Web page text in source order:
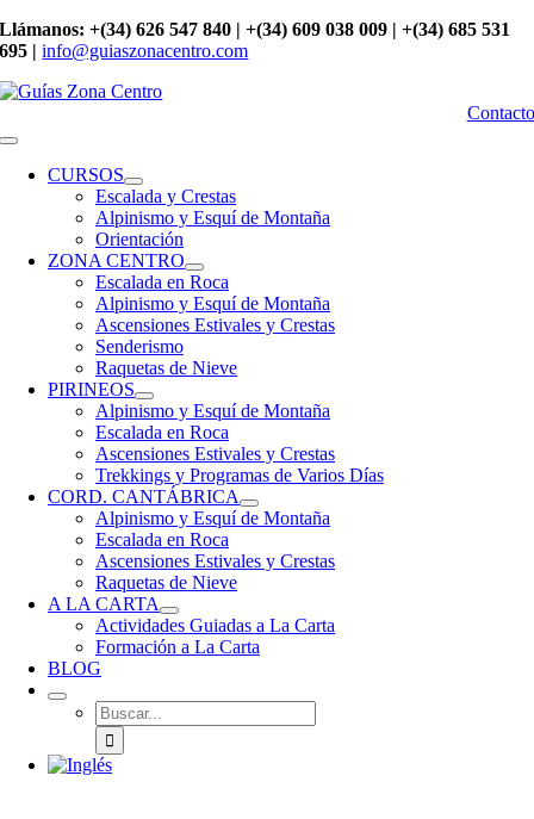
Saltar
al
Llámanos: +(34) 626 547 840 | +(34) 609 038 009 | +(34) 685 531
695 | info@guiaszonacentro.com
Contacto
Toggle
NavigationCURSOS
Escalada y Crestas
Alpinismo y Esquí de Montaña
Orientación
ZONA CENTRO
Escalada en Roca
Alpinismo y Esquí de Montaña
Ascensiones Estivales y Crestas
Senderismo
Raquetas de Nieve
PIRINEOS
Alpinismo y Esquí de Montaña
Escalada en Roca
Ascensiones Estivales y Crestas
Trekkings y Programas de Varios Días
CORD. CANTÁBRICA
Alpinismo y Esquí de Montaña
Escalada en Roca
Ascensiones Estivales y Crestas
Raquetas de Nieve
A LA CARTA
Actividades Guiadas a La Carta
Formación a La Carta
BLOG
Buscar: